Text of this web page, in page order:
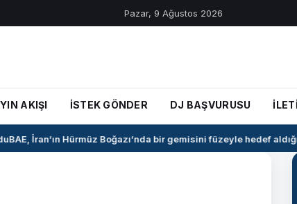
Pazar, 9 Ağustos 2026
AKIŞI İSTEK GÖNDER DJ BAŞVURUSU
İran’ın Hürmüz Boğazı’nda bir gemisini füzeyle hedef